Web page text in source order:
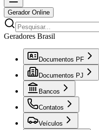
Gerador Online
Geradores Brasil
Documentos PF
Documentos PJ
Bancos
Contatos
Veículos